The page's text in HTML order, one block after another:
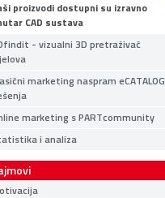
proizvodi dostupni su izravno
CAD sustava
- vizualni 3D pretraživač
marketing naspram eCATALOG
marketing s PARTcommunity
i analiza